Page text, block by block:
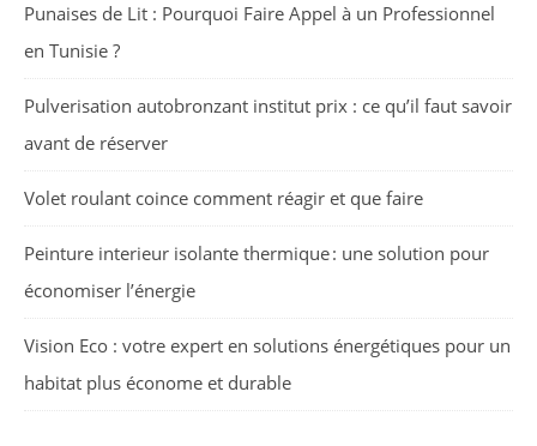
Punaises de Lit : Pourquoi Faire Appel à un Professionnel
en Tunisie ?
Pulverisation autobronzant institut prix : ce qu’il faut savoir
avant de réserver
Volet roulant coince comment réagir et que faire
Peinture interieur isolante thermique : une solution pour
économiser l’énergie
Vision Eco : votre expert en solutions énergétiques pour un
habitat plus économe et durable